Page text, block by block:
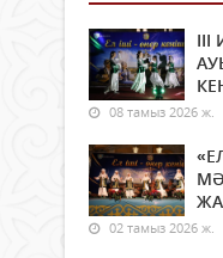
08 тамыз 2026 ж.
02 тамыз 2026 ж.